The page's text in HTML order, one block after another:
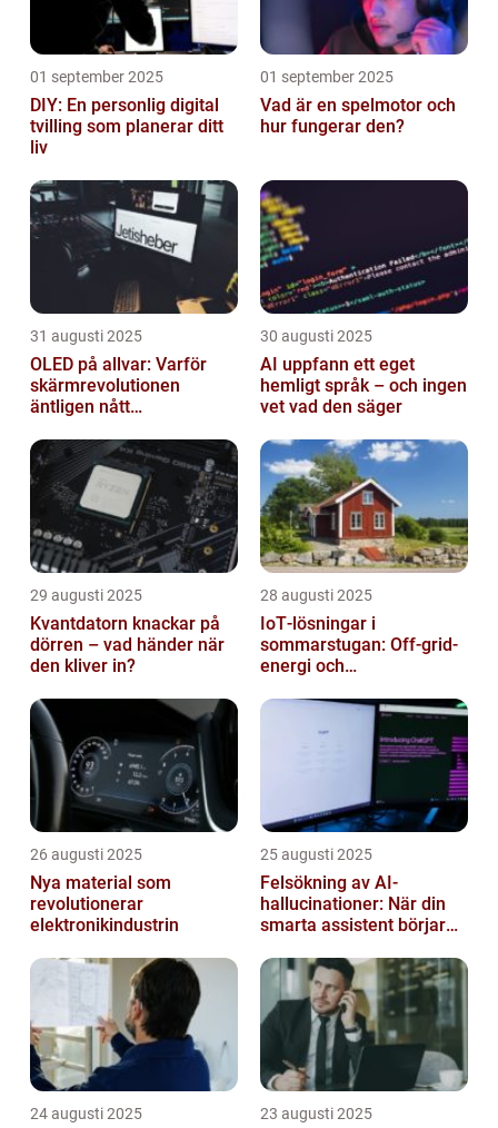
01 september 2025
DIY: En personlig digital
tvilling som planerar ditt
liv
01 september 2025
Vad är en spelmotor och
hur fungerar den?
31 augusti 2025
OLED på allvar: Varför
skärmrevolutionen
äntligen nått
30 augusti 2025
AI uppfann ett eget
hemligt språk – och ingen
vet vad den säger
29 augusti 2025
Kvantdatorn knackar på
dörren – vad händer när
den kliver in?
28 augusti 2025
IoT‑lösningar i
sommarstugan: Off‑grid-
energi och
26 augusti 2025
Nya material som
revolutionerar
elektronikindustrin
25 augusti 2025
Felsökning av AI-
hallucinationer: När din
smarta assistent börjar
24 augusti 2025 23 augusti 2025